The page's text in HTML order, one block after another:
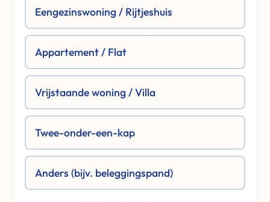
Eengezinswoning / Rijtjeshuis
Appartement / Flat
Vrijstaande woning / Villa
Twee-onder-een-kap
Anders (bijv. beleggingspand)